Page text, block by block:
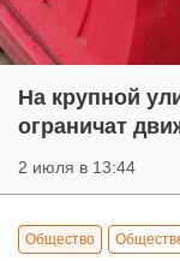
На крупной
ограничат
2 июля в 13:44
Общество